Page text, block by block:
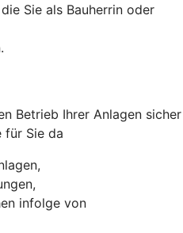
Sie als Bauherrin oder
Betrieb Ihrer Anlagen sicher
für Sie da
infolge von